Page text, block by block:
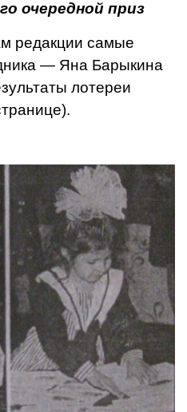
очередной приз
редакции самые
— Яна Ба­рыкина
лотереи